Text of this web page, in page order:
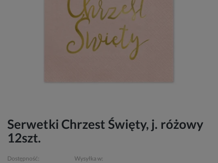
Serwetki Chrzest Święty, j. różowy
12szt.
Dostępność:
Wysyłka w: